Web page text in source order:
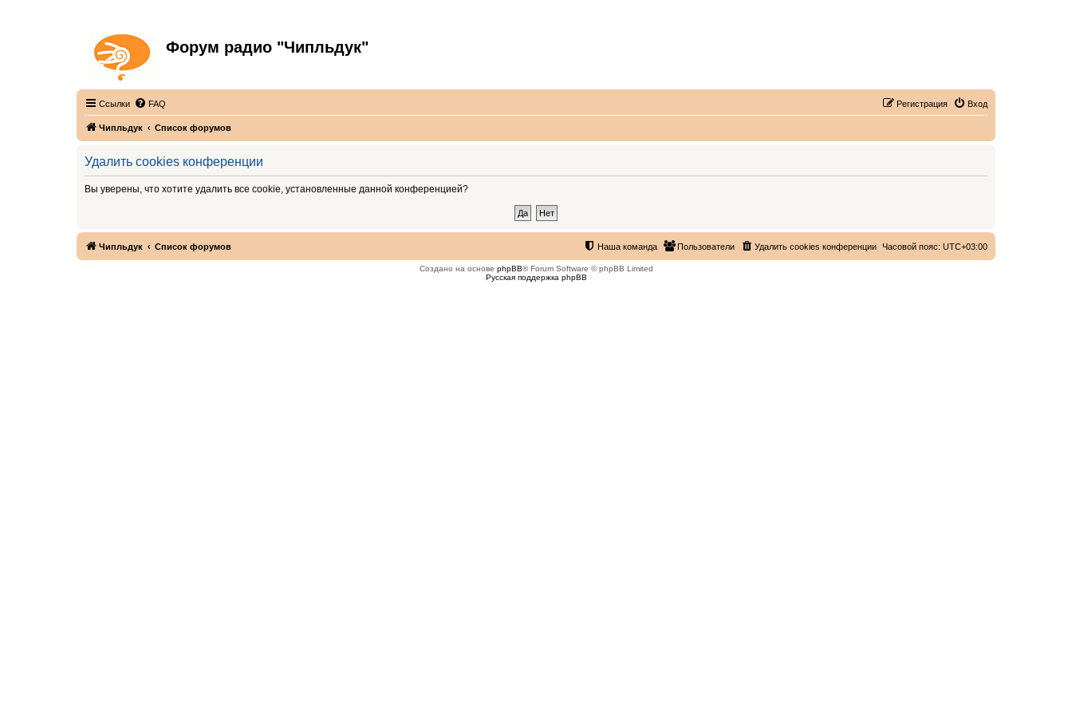
Форум радио "Чипльдук"
Ссылки FAQ Вход
Регистрация
Чипльдук Список форумов
Удалить cookies конференции
Вы уверены, что хотите удалить все cookie, установленные данной конференцией?
Чипльдук Список форумов Часовой пояс: UTC+03:00
Удалить cookies конференции
Пользователи
Наша команда
Создано на основе phpBB® Forum Software © phpBB Limited
Русская поддержка phpBB